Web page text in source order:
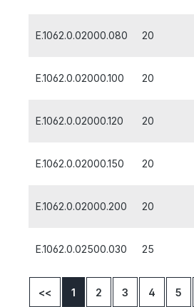
E.1062.0.02000.080 20
E.1062.0.02000.100 20
E.1062.0.02000.120 20
E.1062.0.02000.150 20
E.1062.0.02000.200 20
E.1062.0.02500.030 25
<< 1 2 3 4 5